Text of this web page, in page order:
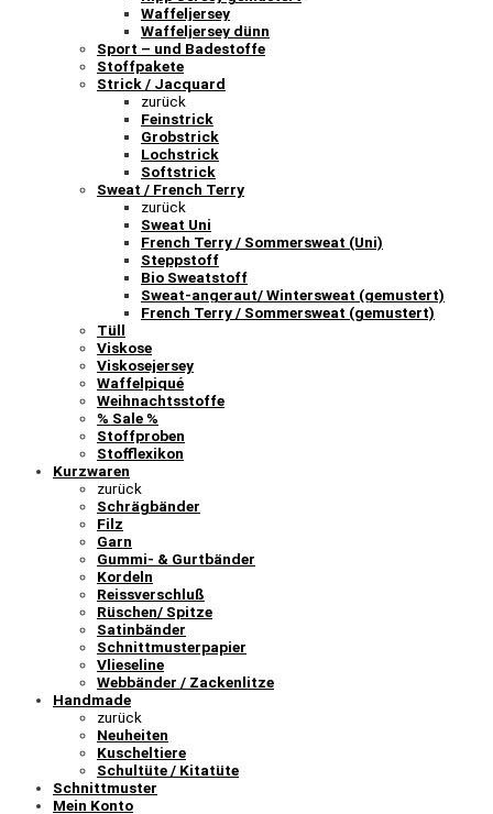
Waffeljersey
Waffeljersey dünn
Sport – und Badestoffe
Stoffpakete
Strick / Jacquard
zurück
Feinstrick
Grobstrick
Lochstrick
Softstrick
Sweat / French Terry
zurück
Sweat Uni
French Terry / Sommersweat (Uni)
Steppstoff
Bio Sweatstoff
Sweat-angeraut/ Wintersweat (gemustert)
French Terry / Sommersweat (gemustert)
Tüll
Viskose
Viskosejersey
Waffelpiqué
Weihnachtsstoffe
% Sale %
Stoffproben
Stofflexikon
Kurzwaren
zurück
Schrägbänder
Filz
Garn
Gummi- & Gurtbänder
Kordeln
Reissverschluß
Rüschen/ Spitze
Satinbänder
Schnittmusterpapier
Vlieseline
Webbänder / Zackenlitze
Handmade
zurück
Neuheiten
Kuscheltiere
Schultüte / Kitatüte
Schnittmuster
Mein Konto